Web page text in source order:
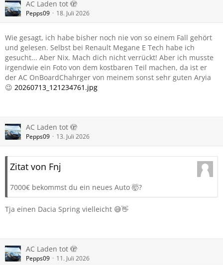
AC Laden tot 🫣
Pepps09 18. Juli 2026
Wie gesagt, ich habe bisher noch nie von so einem Fall gehört
und gelesen. Selbst bei Renault Megane E Tech habe ich
gesucht... Aber Nix. Mach dich nicht verrückt! Aber ich musste
irgendwie ein Foto von dem kostbaren Teil machen, da ist er
der AC OnBoardChahrger von meinem sonst sehr guten Aryia
😉 20260713_121234761.jpg
AC Laden tot 🫣
Pepps09 13. Juli 2026
Zitat von Fnj
7000€ bekommst du ein neues Auto 🤯?
Tja einen Dacia Spring vielleicht 😅👋
AC Laden tot 🫣
Pepps09 11. Juli 2026